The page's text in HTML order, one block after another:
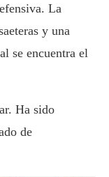
La
y una
se encuentra el
Ha sido
de